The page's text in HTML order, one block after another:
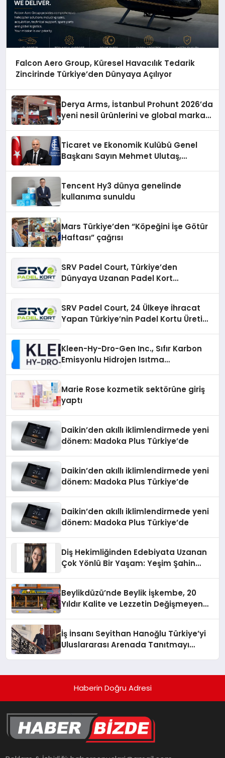
Falcon Aero Group, Küresel Havacılık Tedarik
Zincirinde Türkiye’den Dünyaya Açılıyor
Derya Arms, İstanbul Prohunt 2026’da
yeni nesil ürünlerini ve global marka
Ticaret ve Ekonomik Kulübü Genel
Başkanı Sayın Mehmet Ulutaş,
Tencent Hy3 dünya genelinde
kullanıma sunuldu
Mars Türkiye’den “Köpeğini İşe Götür
Haftası” çağrısı
SRV Padel Court, Türkiye’den
Dünyaya Uzanan Padel Kort
SRV Padel Court, 24 Ülkeye İhracat
Yapan Türkiye’nin Padel Kortu Üretim
Kleen-Hy-Dro-Gen Inc., Sıfır Karbon
Emisyonlu Hidrojen Isıtma
Marie Rose kozmetik sektörüne giriş
yaptı
Daikin’den akıllı iklimlendirmede yeni
dönem: Madoka Plus Türkiye’de
Daikin’den akıllı iklimlendirmede yeni
dönem: Madoka Plus Türkiye’de
Daikin’den akıllı iklimlendirmede yeni
dönem: Madoka Plus Türkiye’de
Diş Hekimliğinden Edebiyata Uzanan
Çok Yönlü Bir Yaşam: Yeşim Şahin
Beylikdüzü’nde Beylik İşkembe, 20
Yıldır Kalite ve Lezzetin Değişmeyen
İş İnsanı Seyithan Hanoğlu Türkiye’yi
Uluslararası Arenada Tanıtmayı
Haberin Doğru Adresi